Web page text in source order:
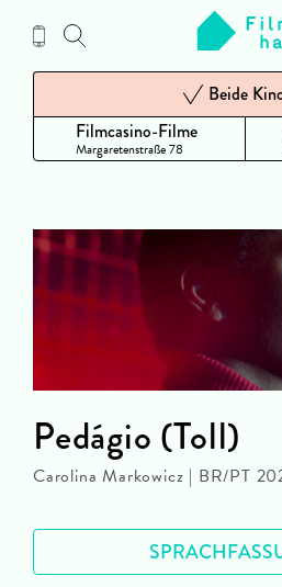
Inhalt
Filmcasino-Filme
Margaretenstraße 78
Beide
Pedágio (Toll)
Carolina Markowicz | BR/PT